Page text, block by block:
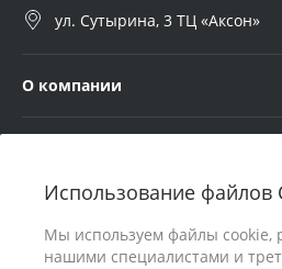
Использование файлов
Мы используем файлы cookie,
нашими специалистами и
ул. Сутырина, 3 ТЦ «Аксон»
О компании